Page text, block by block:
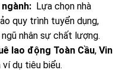
Lựa chọn nhà
quy trình tuyển dụng,
nhân sự chất lượng.
lao động Toàn Cầu, Vin
dụ tiêu biểu.